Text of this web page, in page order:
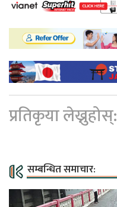
प्रतिकृया लेख्नुहोस्:
सम्बन्धित समाचार: